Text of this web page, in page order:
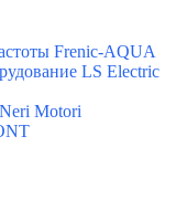
Frenic-AQUA
LS Electric
Motori